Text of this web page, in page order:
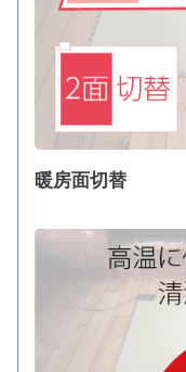
暖房面切替